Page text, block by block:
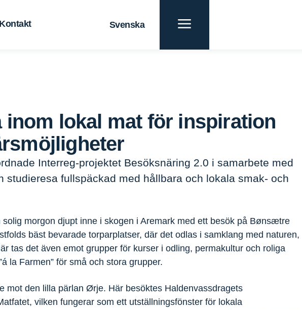
Kontakt Svenska
till nya affärsmöjligheter
inom lokal mat för inspiration
Interreg-projektet Besöksnäring 2.0 i samarbete med
studieresa fullspäckad med hållbara och lokala smak- och
solig morgon djupt inne i skogen i Aremark med ett besök på Bønsætre
bäst bevarade torparplatser, där det odlas i samklang med naturen,
tas det även emot grupper för kurser i odling, permakultur och roliga
la Farmen” för små och stora grupper.
mot den lilla pärlan Ørje. Här besöktes Haldenvassdragets
vilken fungerar som ett utställningsfönster för lokala